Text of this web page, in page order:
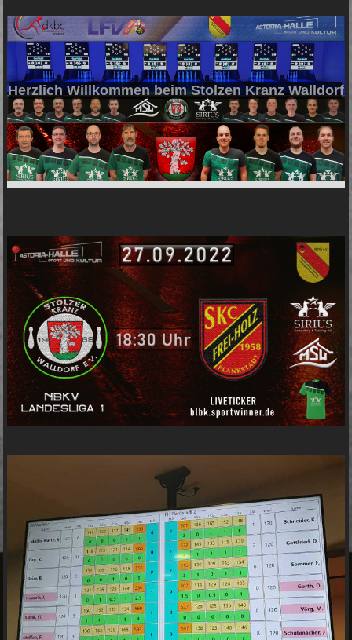
Herzlich Willkommen beim Stolzen Kranz Walldorf